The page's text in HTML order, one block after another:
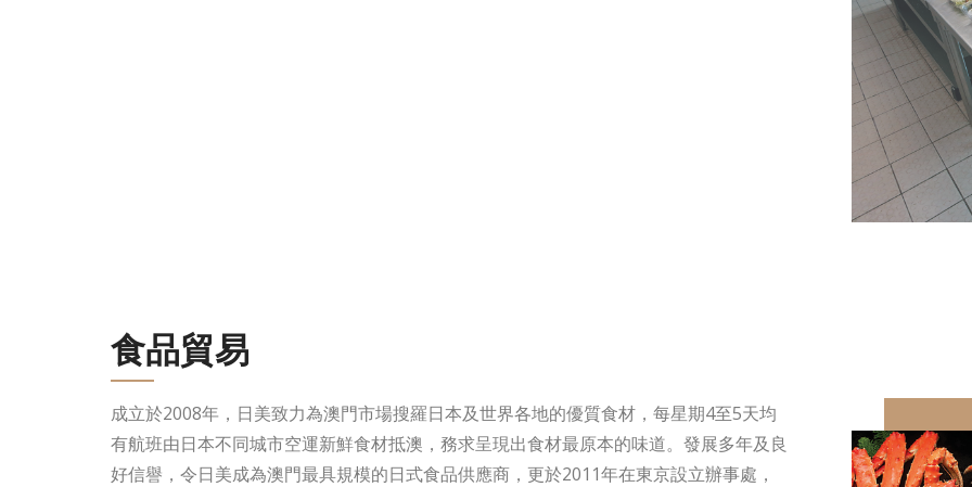
食品貿易
成立於2008年，日美致力為澳門市場搜羅日本及世界各地的優質食材，每星期4至5天均
有航班由日本不同城市空運新鮮食材抵澳，務求呈現出食材最原本的味道。發展多年及良
好信譽，令日美成為澳門最具規模的日式食品供應商，更於2011年在東京設立辦事處，